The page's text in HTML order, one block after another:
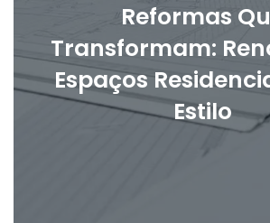
Reformas
Transformam:
Espaços
Estilo